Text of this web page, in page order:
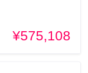
¥575,108